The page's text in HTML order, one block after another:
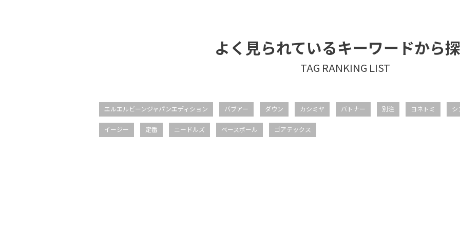
よく見られているキーワードから
エルエルビーンジャパンエディション バブアー ダウン カシミヤ バトナー 別注 ヨネトミ シ
イージー 定番 ニードルズ ベースボール ゴアテックス